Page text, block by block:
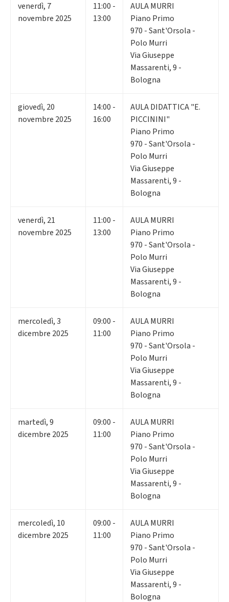
venerdì, 7
novembre 2025
11:00 -
13:00
AULA MURRI
Piano Primo
970 - Sant'Orsola -
Polo Murri
Via Giuseppe
Massarenti, 9 -
Bologna
giovedì, 20
novembre 2025
14:00 -
16:00
AULA DIDATTICA "E.
PICCININI"
Piano Primo
970 - Sant'Orsola -
Polo Murri
Via Giuseppe
Massarenti, 9 -
Bologna
venerdì, 21
novembre 2025
11:00 -
13:00
AULA MURRI
Piano Primo
970 - Sant'Orsola -
Polo Murri
Via Giuseppe
Massarenti, 9 -
Bologna
mercoledì,3
dicembre 2025
09:00 -
11:00
AULA MURRI
Piano Primo
970 - Sant'Orsola -
Polo Murri
Via Giuseppe
Massarenti, 9 -
Bologna
martedì,9
dicembre 2025
09:00 -
11:00
AULA MURRI
Piano Primo
970 - Sant'Orsola -
Polo Murri
Via Giuseppe
Massarenti, 9 -
Bologna
mercoledì, 10
dicembre 2025
09:00 -
11:00
AULA MURRI
Piano Primo
970 - Sant'Orsola -
Polo Murri
Via Giuseppe
Massarenti, 9 -
Bologna